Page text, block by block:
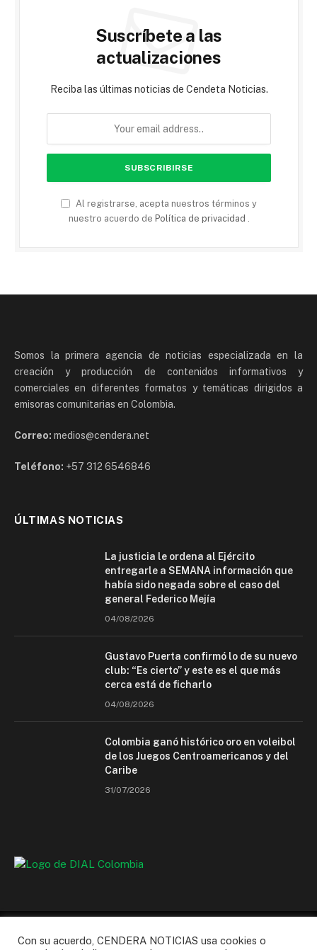
Suscríbete a las
actualizaciones
Reciba las últimas noticias de Cendeta Noticias.
Al registrarse, acepta nuestros términos y
nuestro acuerdo de Política de privacidad .
Somos la primera agencia de noticias especializada en la
creación y producción de contenidos informativos y
comerciales en diferentes formatos y temáticas dirigidos a
emisoras comunitarias en Colombia.
Correo: medios@cendera.net
Teléfono: +57 312 6546846
ÚLTIMAS NOTICIAS
La justicia le ordena al Ejército
entregarle a SEMANA información que
había sido negada sobre el caso del
general Federico Mejía
04/08/2026
Gustavo Puerta confirmó lo de su nuevo
club: “Es cierto” y este es el que más
cerca está de ficharlo
04/08/2026
Colombia ganó histórico oro en voleibol
de los Juegos Centroamericanos y del
Caribe
31/07/2026
Con su acuerdo, CENDERA NOTICIAS usa cookies o